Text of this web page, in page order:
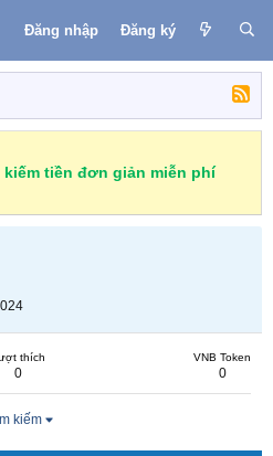
Đăng nhập Đăng ký
tiền đơn giản miễn phí
thích
0
VNB Token
0
kiếm